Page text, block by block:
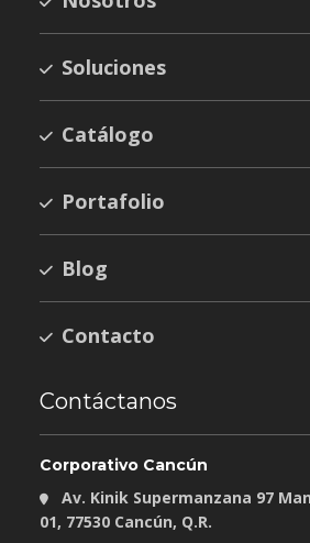
Soluciones
Catálogo
Portafolio
Blog
Contacto
Contáctanos
Corporativo Cancún
Av. Kinik Supermanzana 97
01, 77530 Cancún, Q.R.